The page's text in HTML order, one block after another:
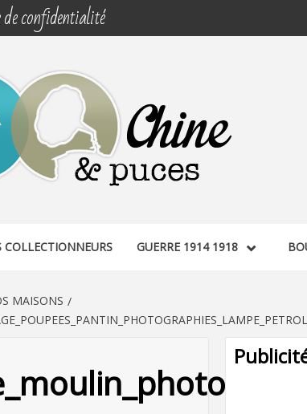
confidentialité
COLLECTIONNEURS GUERRE 1914 1918
MAISONS